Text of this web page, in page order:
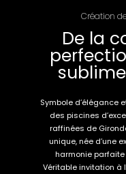
Création
De la
Symbole d’élégance
des piscines
raffinées de
unique, née d’une
harmonie
Véritable invitation à